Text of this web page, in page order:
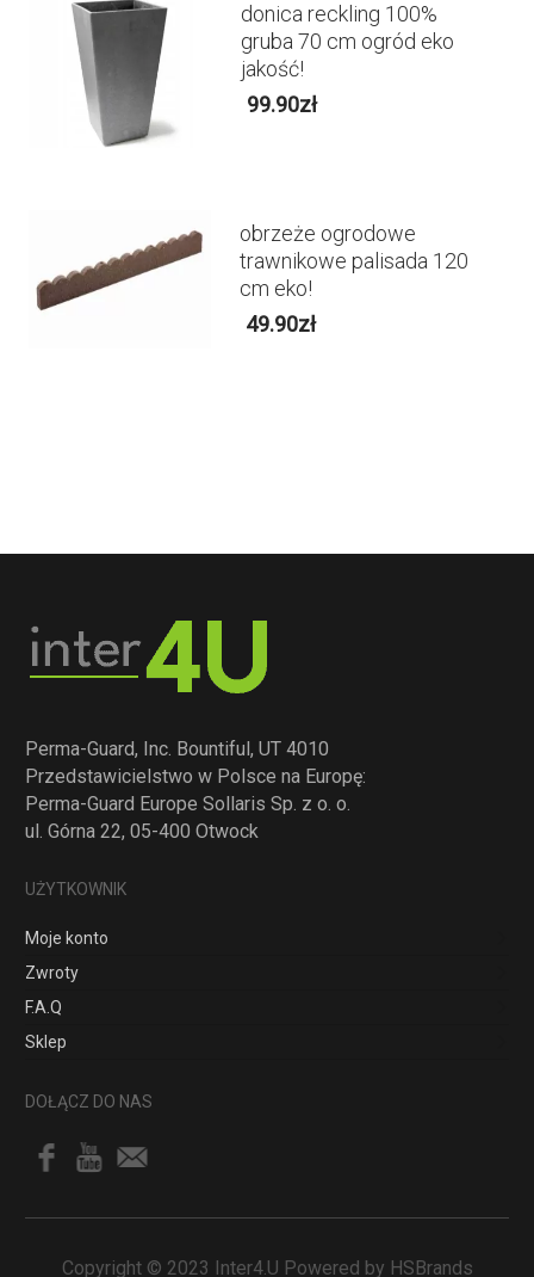
donica reckling 100%
gruba 70 cm ogród eko
jakość!
99.90zł
obrzeże ogrodowe
trawnikowe palisada 120
cm eko!
49.90zł
Perma-Guard, Inc. Bountiful, UT 4010
Przedstawicielstwo w Polsce na Europę:
Perma-Guard Europe Sollaris Sp. z o. o.
ul. Górna 22, 05-400 Otwock
UŻYTKOWNIK
Moje konto
Zwroty
F.A.Q
Sklep
DOŁĄCZ DO NAS
Copyright © 2023 Inter4.U Powered by HSBrands